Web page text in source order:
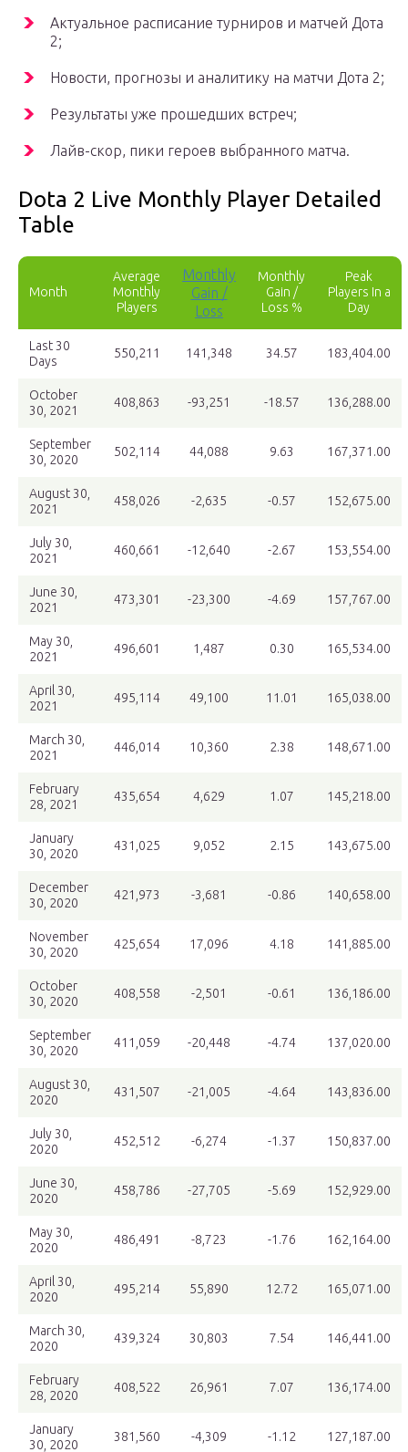
Актуальное расписание турниров и матчей Дота
2;
Новости, прогнозы и аналитику на матчи Дота 2;
Результаты уже прошедших встреч;
Лайв-скор, пики героев выбранного матча.
Dota 2 Live Monthly Player Detailed
Table
Month
Average
Monthly
Players
Monthly
Gain /
Loss
Monthly
Gain /
Loss %
Peak
Players In a
Day
Last 30
Days
550,211 141,348 34.57 183,404.00
October
30, 2021
408,863 -93,251 -18.57 136,288.00
September
30, 2020
502,114 44,088 9.63 167,371.00
August 30,
2021
458,026 -2,635 -0.57 152,675.00
July 30,
2021
460,661 -12,640 -2.67 153,554.00
June 30,
2021
473,301 -23,300 -4.69 157,767.00
May 30,
2021
496,601 1,487 0.30 165,534.00
April 30,
2021
495,114 49,100 11.01 165,038.00
March 30,
2021
446,014 10,360 2.38 148,671.00
February
28, 2021
435,654 4,629 1.07 145,218.00
January
30, 2020
431,025 9,052 2.15 143,675.00
December
30, 2020
421,973 -3,681 -0.86 140,658.00
November
30, 2020
425,654 17,096 4.18 141,885.00
October
30, 2020
408,558 -2,501 -0.61 136,186.00
September
30, 2020
411,059 -20,448 -4.74 137,020.00
August 30,
2020
431,507 -21,005 -4.64 143,836.00
July 30,
2020
452,512 -6,274 -1.37 150,837.00
June 30,
2020
458,786 -27,705 -5.69 152,929.00
May 30,
2020
486,491 -8,723 -1.76 162,164.00
April 30,
2020
495,214 55,890 12.72 165,071.00
March 30,
2020
439,324 30,803 7.54 146,441.00
February
28, 2020
408,522 26,961 7.07 136,174.00
January
30, 2020
381,560 -4,309 -1.12 127,187.00